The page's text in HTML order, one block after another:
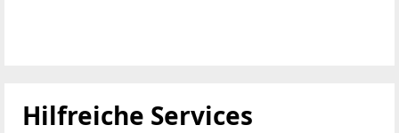
Hilfreiche Services